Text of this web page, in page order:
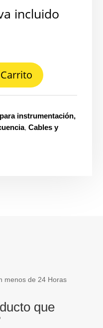
incluido
instrumentación,
,Cables y
menos de 24 Horas
que